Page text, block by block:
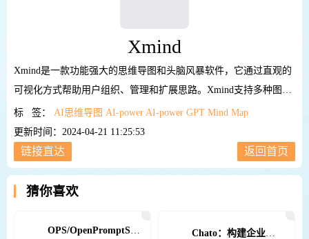
Xmind
Xmind是一款功能强大的思维导图和头脑风暴软件，它通过直观的
可视化方式帮助用户组织、管理和扩展思路。Xmind支持多种图表
类型，让用户能够以最适合自己的方式捕捉创意和规划项目。
标 签： AI思维导图 AI-power AI-power GPT Mind Map
更新时间：2024-04-21 11:25:53
链接直达 返回首页
猜你喜欢
OPS/OpenPromptStudio Chato：构建企业聊天机器人